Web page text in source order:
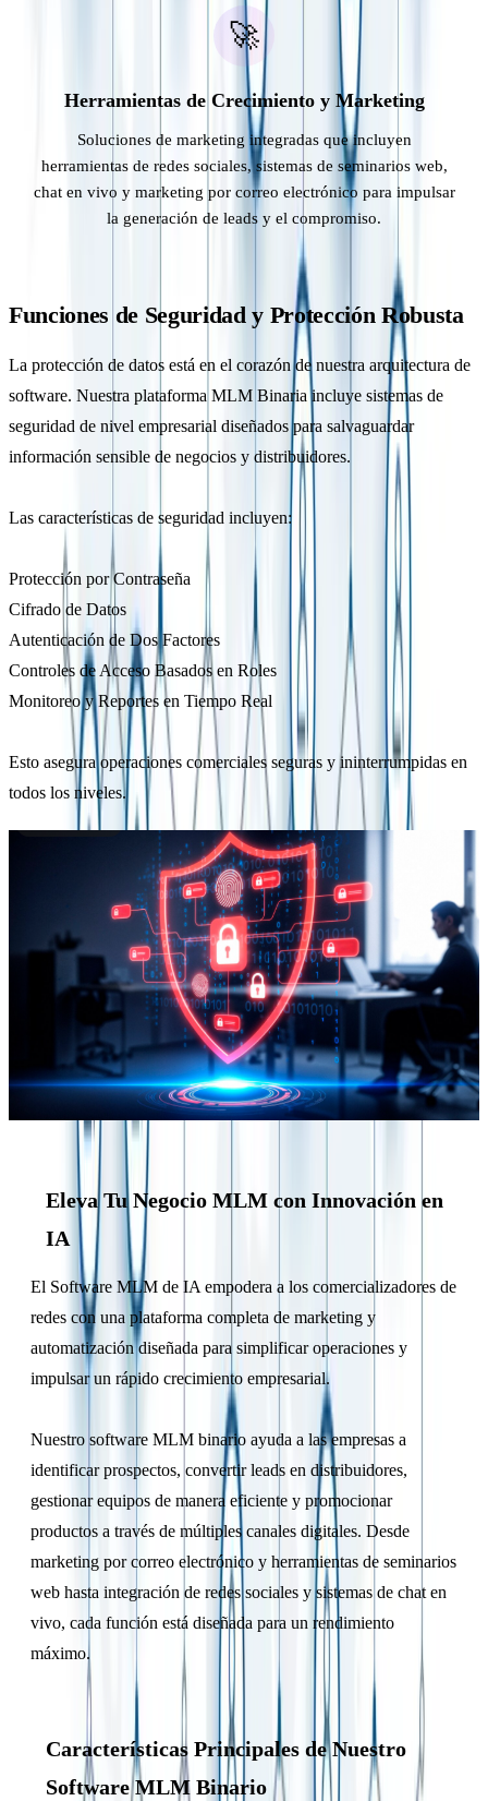
🚀
Herramientas de Crecimiento y Marketing
Soluciones de marketing integradas que incluyen
herramientas de redes sociales, sistemas de seminarios web,
chat en vivo y marketing por correo electrónico para impulsar
la generación de leads y el compromiso.
Funciones de Seguridad y Protección Robusta
La protección de datos está en el corazón de nuestra arquitectura de
software. Nuestra plataforma MLM Binaria incluye sistemas de
seguridad de nivel empresarial diseñados para salvaguardar
información sensible de negocios y distribuidores.
Las características de seguridad incluyen:
Protección por Contraseña
Cifrado de Datos
Autenticación de Dos Factores
Controles de Acceso Basados en Roles
Monitoreo y Reportes en Tiempo Real
Esto asegura operaciones comerciales seguras y ininterrumpidas en
todos los niveles.
Eleva Tu Negocio MLM con Innovación en
IA
El Software MLM de IA empodera a los comercializadores de
redes con una plataforma completa de marketing y
automatización diseñada para simplificar operaciones y
impulsar un rápido crecimiento empresarial.
Nuestro software MLM binario ayuda a las empresas a
identificar prospectos, convertir leads en distribuidores,
gestionar equipos de manera eficiente y promocionar
productos a través de múltiples canales digitales. Desde
marketing por correo electrónico y herramientas de seminarios
web hasta integración de redes sociales y sistemas de chat en
vivo, cada función está diseñada para un rendimiento
máximo.
Características Principales de Nuestro
Software MLM Binario